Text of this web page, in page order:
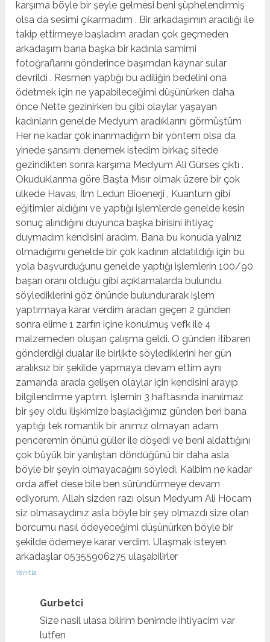
karşıma böyle bir şeyle gelmesi beni şüphelendirmiş
olsa da sesimi çıkarmadım . Bir arkadaşımın aracılığı ile
takip ettirmeye başladım aradan çok geçmeden
arkadaşım bana başka bir kadınla samimi
fotoğraflarını gönderince başımdan kaynar sular
devrildi . Resmen yaptığı bu adiliğin bedelini ona
ödetmek için ne yapabileceğimi düşünürken daha
önce Nette gezinirken bu gibi olaylar yaşayan
kadınların genelde Medyum aradıklarını görmüştüm
Her ne kadar çok inanmadığım bir yöntem olsa da
yinede şansımı denemek istedim birkaç sitede
gezindikten sonra karşıma Medyum Ali Gürses çıktı .
Okuduklarıma göre Başta Mısır olmak üzere bir çok
ülkede Havas, İlm Ledün Bioenerji , Kuantum gibi
eğitimler aldığını ve yaptığı işlemlerde genelde kesin
sonuç alındığını duyunca başka birisini ihtiyaç
duymadım kendisini aradım. Bana bu konuda yalnız
olmadığımı genelde bir çok kadının aldatıldığı için bu
yola başvurduğunu genelde yaptığı işlemlerin 100/90
başarı oranı olduğu gibi açıklamalarda bulundu
söylediklerini göz önünde bulundurarak işlem
yaptırmaya karar verdim aradan geçen 2 günden
sonra elime 1 zarfın içine konulmuş vefk ile 4
malzemeden oluşan çalışma geldi. O günden itibaren
gönderdiği dualar ile birlikte söylediklerini her gün
aralıksız bir şekilde yapmaya devam ettim aynı
zamanda arada gelişen olaylar için kendisini arayıp
bilgilendirme yaptım. İşlemin 3 haftasında inanılmaz
bir şey oldu ilişkimize başladığımız günden beri bana
yaptığı tek romantik bir anımız olmayan adam
penceremin önünü güller ile döşedi ve beni aldattığını
çok büyük bir yanlıştan döndüğünü bir daha asla
böyle bir şeyin olmayacağını söyledi. Kalbim ne kadar
orda affet dese bile ben süründürmeye devam
ediyorum. Allah sizden razı olsun Medyum Ali Hocam
siz olmasaydınız asla böyle bir şey olmazdı size olan
borcumu nasıl ödeyeceğimi düşünürken böyle bir
şekilde ödemeye karar verdim. Ulaşmak isteyen
arkadaşlar 05355906275 ulaşabilirler
Yanıtla
Gurbetci
Size nasil ulasa bilirim benimde ihtiyacim var
lutfen